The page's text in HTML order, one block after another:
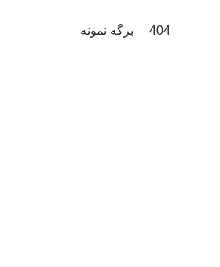
404 برگه نمونه